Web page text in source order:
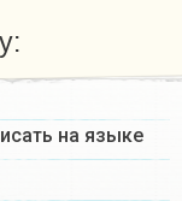
на языке